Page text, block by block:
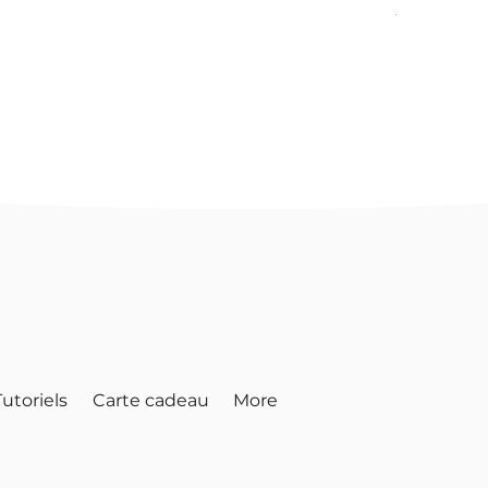
TVA Incluse
Carte cadeau More